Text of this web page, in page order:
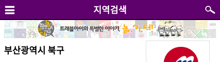
지역검색
부산광역시 북구